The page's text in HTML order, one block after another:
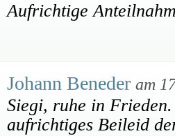
Aufrichtige
Johann Beneder am
Siegi, ruhe in
aufrichtiges Beileid